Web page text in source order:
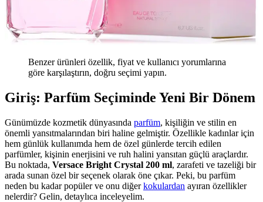
Benzer ürünleri özellik, fiyat ve kullanıcı yorumlarına
göre karşılaştırın, doğru seçimi yapın.
Giriş: Parfüm Seçiminde Yeni Bir Dönem
Günümüzde kozmetik dünyasında parfüm, kişiliğin ve stilin en
önemli yansıtmalarından biri haline gelmiştir. Özellikle kadınlar için
hem günlük kullanımda hem de özel günlerde tercih edilen
parfümler, kişinin enerjisini ve ruh halini yansıtan güçlü araçlardır.
Bu noktada, Versace Bright Crystal 200 ml, zarafeti ve tazeliği bir
arada sunan özel bir seçenek olarak öne çıkar. Peki, bu parfüm
neden bu kadar popüler ve onu diğerkokulardan ayıran özellikler
nelerdir? Gelin, detaylıca inceleyelim.